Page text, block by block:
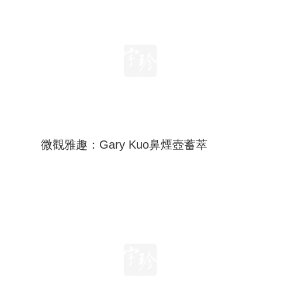
微觀雅趣：Gary Kuo鼻煙壺蓄萃